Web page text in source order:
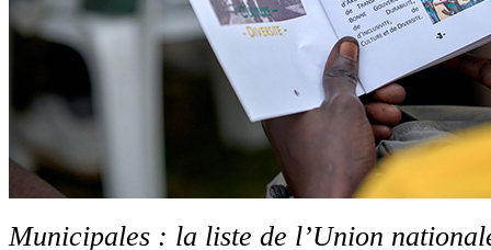
Municipales : la liste de l’Union